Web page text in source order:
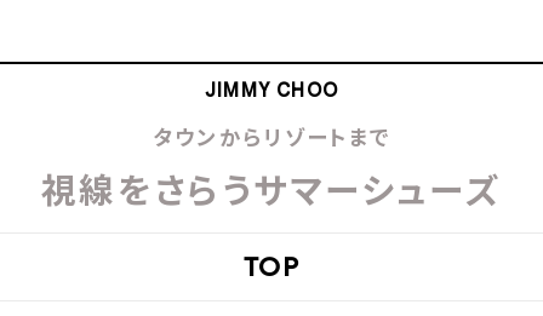
JIMMY CHOO
タウンからリゾートまで
視線をさらうサマーシューズ
TOP